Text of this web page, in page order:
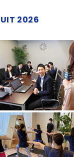
2026